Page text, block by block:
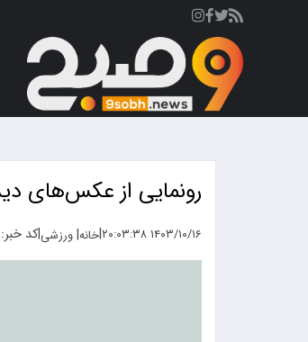
رونمایی از عکس‌های
۱۴۰۳/۱۰/۱۶ ۲۰:۰۳:۳۸ |خانه|ورزشی|کد خبر: ۷۶۷۳۲